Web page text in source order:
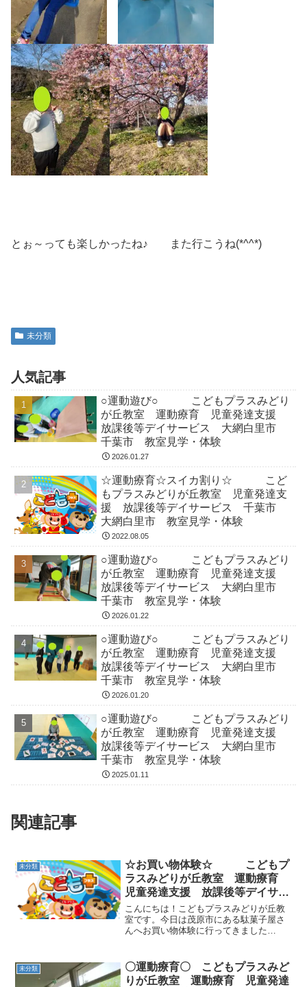
とぉ～っても楽しかったね♪ また行こうね(*^^*)
未分類
人気記事
○運動遊び○ こどもプラスみどり
が丘教室 運動療育 児童発達支援
放課後等デイサービス 大網白里市
千葉市 教室見学・体験
2026.01.27
☆運動療育☆スイカ割り☆ こど
もプラスみどりが丘教室 児童発達支
援 放課後等デイサービス 千葉市
大網白里市 教室見学・体験
2022.08.05
○運動遊び○ こどもプラスみどり
が丘教室 運動療育 児童発達支援
放課後等デイサービス 大網白里市
千葉市 教室見学・体験
2026.01.22
○運動遊び○ こどもプラスみどり
が丘教室 運動療育 児童発達支援
放課後等デイサービス 大網白里市
千葉市 教室見学・体験
2026.01.20
○運動遊び○ こどもプラスみどり
が丘教室 運動療育 児童発達支援
放課後等デイサービス 大網白里市
千葉市 教室見学・体験
2025.01.11
関連記事
未分類
☆お買い物体験☆ こどもプ
ラスみどりが丘教室 運動療育
児童発達支援 放課後等デイサー
ビス 大網白里市 千葉市 教室
見学・体験
こんにちは！こどもプラスみどりが丘教
室です。今日は茂原市にある駄菓子屋さ
んへお買い物体験に行ってきました
店の中を走らない・大声で話さない・先
生のそばから離れない・自...
未分類
〇運動療育〇 こどもプラスみど
りが丘教室 運動療育 児童発達